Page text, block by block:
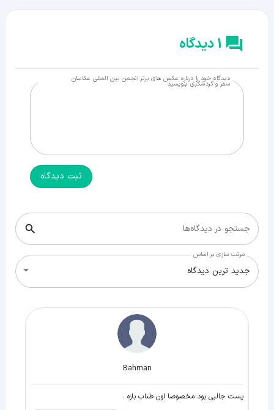
1 دیدگاه
دیدگاه خود را درباره عکس های برتر انجمن بین المللی عکاسان
سفر و گردشگری بنویسید
ثبت دیدگاه
جستجو در دیدگاه‌ها
مرتب سازی بر اساس
جدید ترین دیدگاه
Bahman
پست جالبی بود مخصوصا اون طناب بازه .